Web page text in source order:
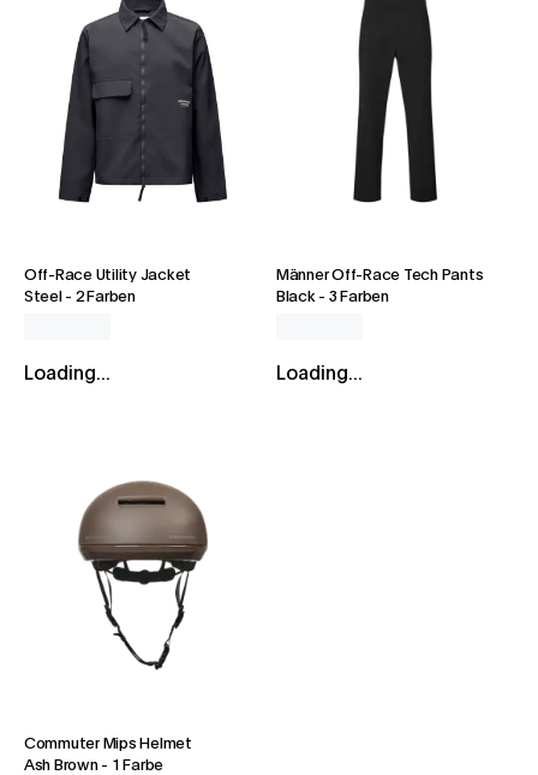
Off-Race Utility Jacket
Steel - 2 Farben
Loading...
Männer Off-Race Tech Pants
Black- 3 Farben
Loading...
Commuter Mips Helmet
Ash Brown- 1 Farbe